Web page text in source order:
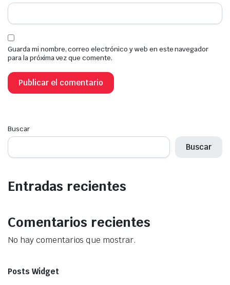
Guarda mi nombre, correo electrónico y web en este navegador
para la próxima vez que comente.
Buscar
Buscar
Entradas recientes
Comentarios recientes
No hay comentarios que mostrar.
Posts Widget